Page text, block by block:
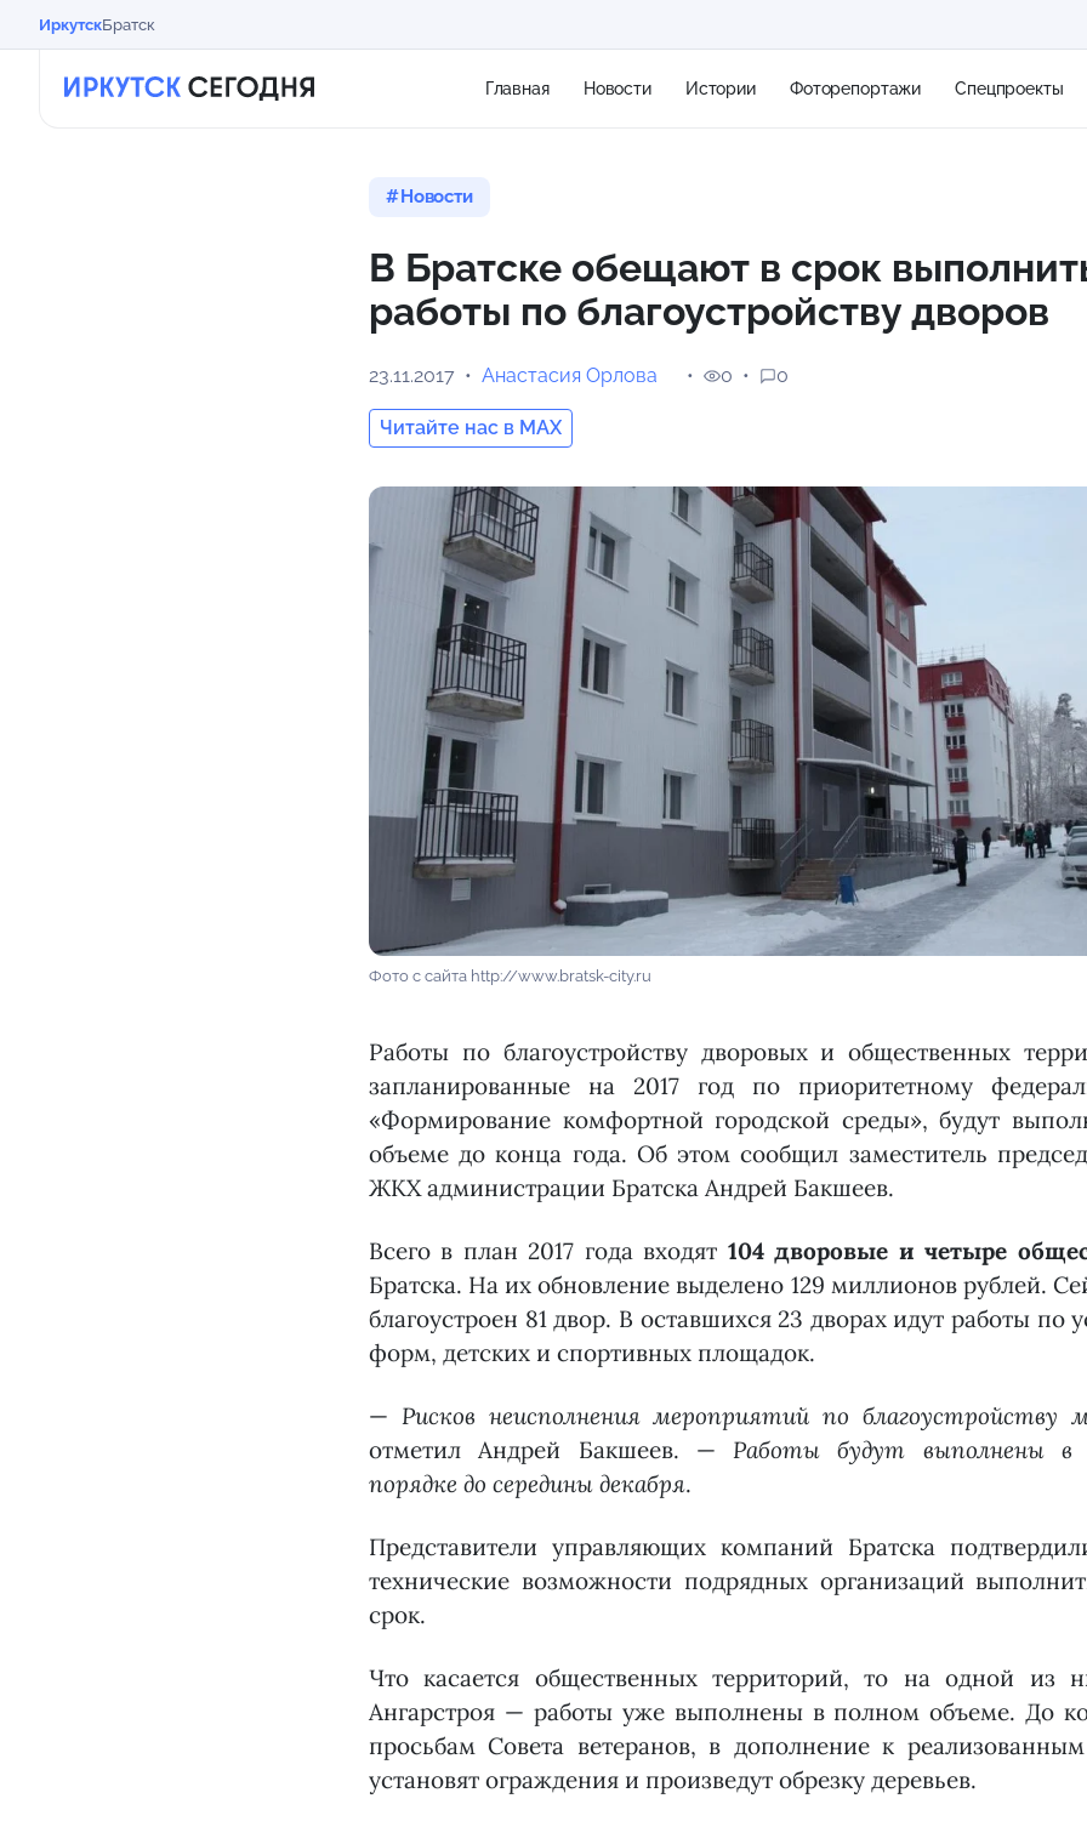
ИркутскБратск
Главная Новости Истории Фоторепортажи Спецпроекты
13 м/с
Новости
В Братске обещают в срок
работы по благоустройству дворов
23.11.2017 Анастасия Орлова
Читайте нас в MAX
0 0
Фото с сайта http://www.bratsk-city.ru
Работы по благоустройству дворовых и общественных
запланированные на 2017 год по приоритетному
«Формирование комфортной городской среды», будут
объеме до конца года. Об этом сообщил заместитель
ЖКХ администрации Братска Андрей Бакшеев.
Всего в план 2017 года входят 104 дворовые и четыре
Братска. На их обновление выделено 129 миллионов рублей.
благоустроен 81 двор. В оставшихся 23 дворах идут работы по
форм, детских и спортивных площадок.
— Рисков неисполнения мероприятий по благоустройству
отметил Андрей Бакшеев. — Работы будут выполнены в
порядке до середины декабря.
Представители управляющих компаний Братска
технические возможности подрядных организаций
срок.
Что касается общественных территорий, то на одной из
Ангарстроя — работы уже выполнены в полном объеме. До
просьбам Совета ветеранов, в дополнение к
установят ограждения и произведут обрезку деревьев.